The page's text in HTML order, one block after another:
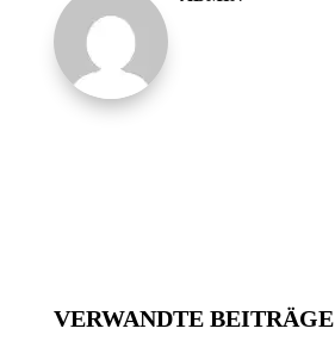
VERWANDTE BEITRÄGE